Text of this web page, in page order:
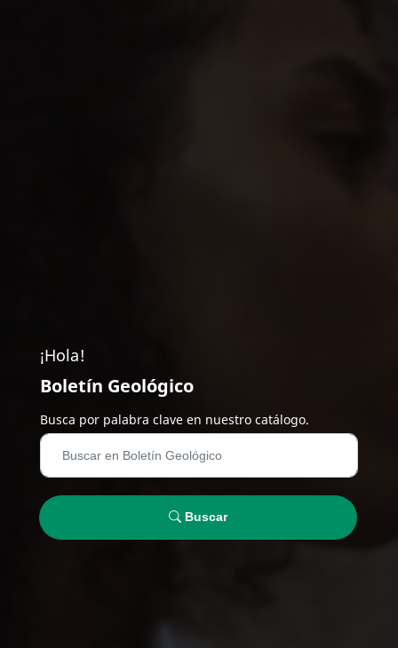
¡Hola!
Boletín Geológico
Busca por palabra clave en nuestro catálogo.
Buscar